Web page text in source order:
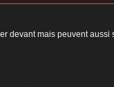
devant mais peuvent